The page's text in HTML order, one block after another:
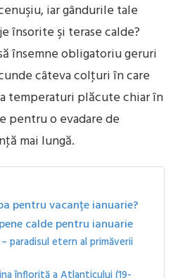
iar gândurile tale
însorite şi terase calde?
însemne obligatoriu geruri
câteva colţuri în care
temperaturi plăcute chiar în
pentru o evadare de
mai lungă.
pentru vacanțe ianuarie?
calde pentru ianuarie
paradisul etern al primăverii